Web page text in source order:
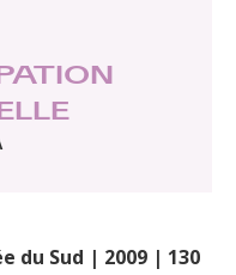
du Sud | 2009 | 130